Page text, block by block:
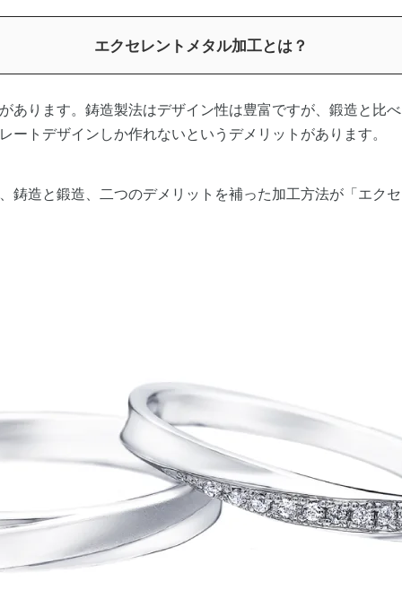
エクセレントメタル加工とは？
あります。鋳造製法はデザイン性は豊富ですが、鍛造と比
トデザインしか作れないというデメリットがあります。
鋳造と鍛造、二つのデメリットを補った加工方法が「エク